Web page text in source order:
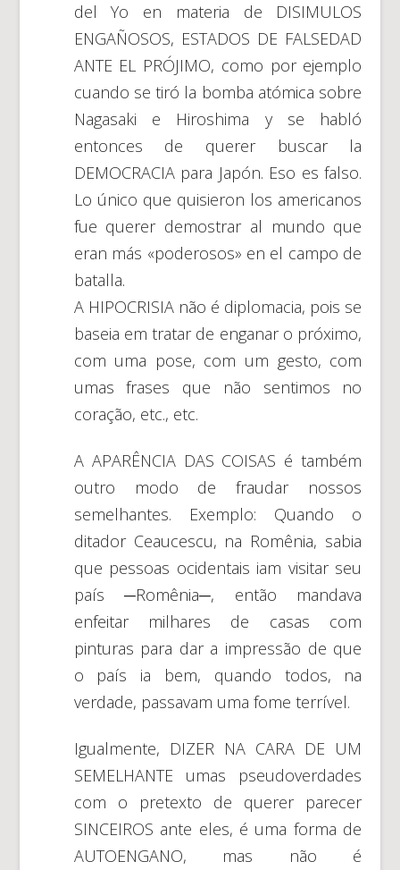
del Yo en materia de DISIMULOS
ENGAÑOSOS, ESTADOS DE FALSEDAD
ANTE EL PRÓJIMO, como por ejemplo
cuando se tiró la bomba atómica sobre
Nagasaki e Hiroshima y se habló
entonces de querer buscar la
DEMOCRACIA para Japón. Eso es falso.
Lo único que quisieron los americanos
fue querer demostrar al mundo que
eran más «poderosos» en el campo de
batalla.
A HIPOCRISIA não é diplomacia, pois se
baseia em tratar de enganar o próximo,
com uma pose, com um gesto, com
umas frases que não sentimos no
coração, etc., etc.
A APARÊNCIA DAS COISAS é também
outro modo de fraudar nossos
semelhantes. Exemplo: Quando o
ditador Ceaucescu, na Romênia, sabia
que pessoas ocidentais iam visitar seu
país ─Romênia─, então mandava
enfeitar milhares de casas com
pinturas para dar a impressão de que
o país ia bem, quando todos, na
verdade, passavam uma fome terrível.
Igualmente, DIZER NA CARA DE UM
SEMELHANTE umas pseudoverdades
com o pretexto de querer parecer
SINCEIROS ante eles, é uma forma de
AUTOENGANO, mas não é